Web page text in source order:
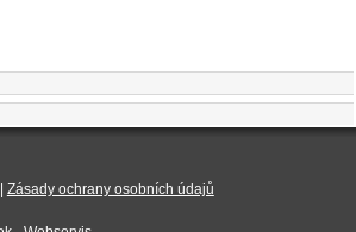
Zásady ochrany osobních údajů